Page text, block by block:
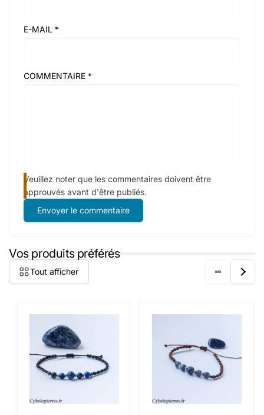
E-MAIL *
COMMENTAIRE *
Veuillez noter que les commentaires doivent être
approuvés avant d'être publiés.
Envoyer le commentaire
Vos produits préférés
Tout afficher